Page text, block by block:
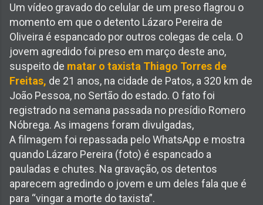
Um vídeo gravado do celular de um preso flagrou o
momento em que o detento Lázaro Pereira de
Oliveira é espancado por outros colegas de cela. O
jovem agredido foi preso em março deste ano,
suspeito de matar o taxista Thiago Torres de
Freitas, de 21 anos, na cidade de Patos, a 320 km de
João Pessoa, no Sertão do estado. O fato foi
registrado na semana passada no presídio Romero
Nóbrega. As imagens foram divulgadas,
A filmagem foi repassada pelo WhatsApp e mostra
quando Lázaro Pereira (foto) é espancado a
pauladas e chutes. Na gravação, os detentos
aparecem agredindo o jovem e um deles fala que é
para “vingar a morte do taxista”.